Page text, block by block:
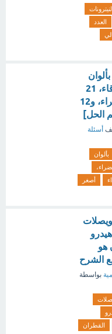
العدد
100 كرة بألوان
مختلفة: 28 حمراء، 17 زرقاء، 21
خضراء، 10 بيضاء، 12 صفراء، و12
الحل]
أسئلة
بألوان
أصغر
هو
الشرح
بواسطة
القطران